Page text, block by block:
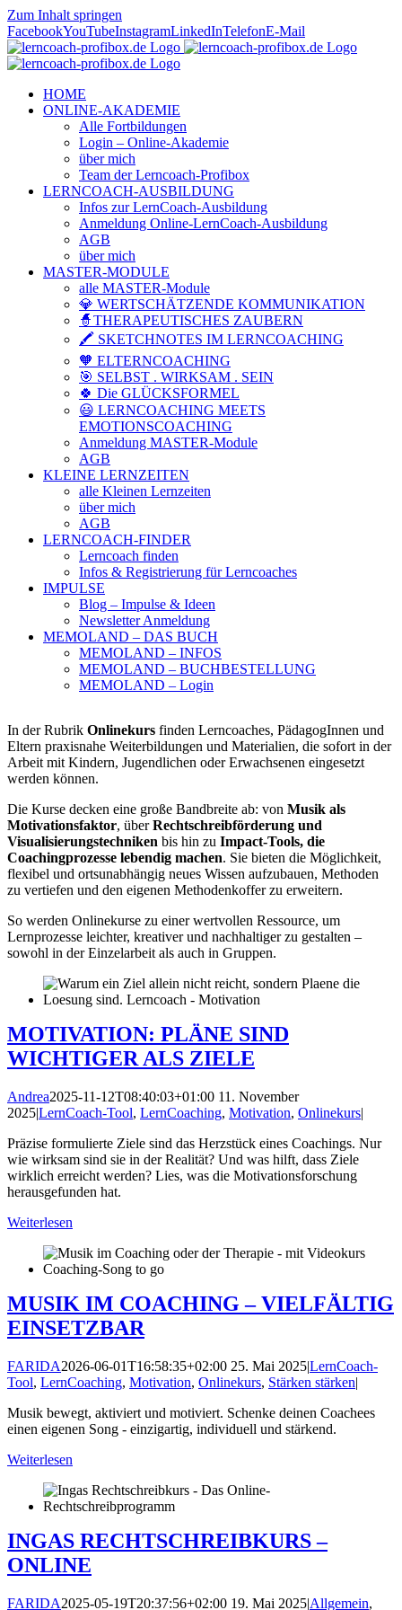
Zum Inhalt springen
FacebookYouTubeInstagramLinkedInTelefonE-Mail
HOME
ONLINE-AKADEMIE
Alle Fortbildungen
Login – Online-Akademie
über mich
Team der Lerncoach-Profibox
LERNCOACH-AUSBILDUNG
Infos zur LernCoach-Ausbildung
Anmeldung Online-LernCoach-Ausbildung
AGB
über mich
MASTER-MODULE
alle MASTER-Module
💎 WERTSCHÄTZENDE KOMMUNIKATION
🧙THERAPEUTISCHES ZAUBERN
🖍️ SKETCHNOTES IM LERNCOACHING
🧡 ELTERNCOACHING
🎯 SELBST . WIRKSAM . SEIN
🍀 Die GLÜCKSFORMEL
😃 LERNCOACHING MEETS
EMOTIONSCOACHING
Anmeldung MASTER-Module
AGB
KLEINE LERNZEITEN
alle Kleinen Lernzeiten
über mich
AGB
LERNCOACH-FINDER
Lerncoach finden
Infos & Registrierung für Lerncoaches
IMPULSE
Blog – Impulse & Ideen
Newsletter Anmeldung
MEMOLAND – DAS BUCH
MEMOLAND – INFOS
MEMOLAND – BUCHBESTELLUNG
MEMOLAND – Login
In der Rubrik Onlinekurs finden Lerncoaches, PädagogInnen und
Eltern praxisnahe Weiterbildungen und Materialien, die sofort in der
Arbeit mit Kindern, Jugendlichen oder Erwachsenen eingesetzt
werden können.
Die Kurse decken eine große Bandbreite ab: von Musik als
Motivationsfaktor, überRechtschreibförderung und
Visualisierungstechniken bis hin zu Impact-Tools, die
Coachingprozesse lebendig machen. Sie bieten die Möglichkeit,
flexibel und ortsunabhängig neues Wissen aufzubauen, Methoden
zu vertiefen und den eigenen Methodenkoffer zu erweitern.
So werden Onlinekurse zu einer wertvollen Ressource, um
Lernprozesse leichter, kreativer und nachhaltiger zu gestalten –
sowohl in der Einzelarbeit als auch in Gruppen.
MOTIVATION: PLÄNE SIND
WICHTIGER ALS ZIELE
Andrea2025-11-12T08:40:03+01:00 11. November
2025|LernCoach-Tool, LernCoaching, Motivation, Onlinekurs|
Präzise formulierte Ziele sind das Herzstück eines Coachings. Nur
wie wirksam sind sie in der Realität? Und was hilft, dass Ziele
wirklich erreicht werden? Lies, was die Motivationsforschung
herausgefunden hat.
Weiterlesen
MUSIK IM COACHING – VIELFÄLTIG
EINSETZBAR
FARIDA2026-06-01T16:58:35+02:00 25. Mai 2025|LernCoach-
Tool, LernCoaching, Motivation, Onlinekurs, Stärken stärken|
Musik bewegt, aktiviert und motiviert. Schenke deinen Coachees
einen eigenen Song - einzigartig, individuell und stärkend.
Weiterlesen
INGAS RECHTSCHREIBKURS –
ONLINE
FARIDA2025-05-19T20:37:56+02:00 19. Mai 2025|Allgemein,